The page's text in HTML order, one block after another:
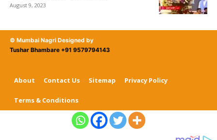
August 9, 2023
© Mumbai Nagri Designed by
Tushar Bhambare +91 9579794143
About Contact Us Sitemap Privacy Policy
Terms & Conditions